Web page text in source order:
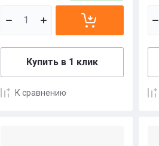
Купить в 1 клик
К сравнению